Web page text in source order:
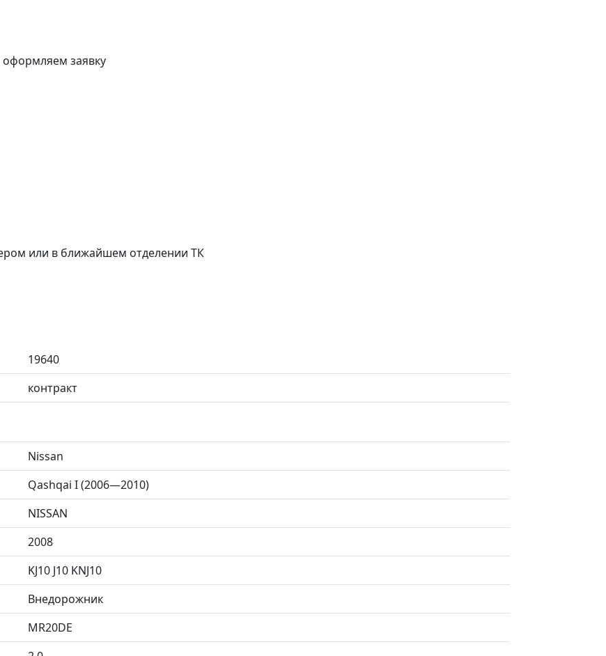
заявку
или в ближайшем отделении ТК
19640
контракт
Nissan
Qashqai I (2006—2010)
NISSAN
2008
KJ10 J10 KNJ10
Внедорожник
MR20DE